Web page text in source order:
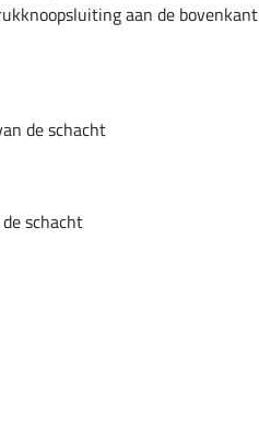
aan de
de schacht
schacht